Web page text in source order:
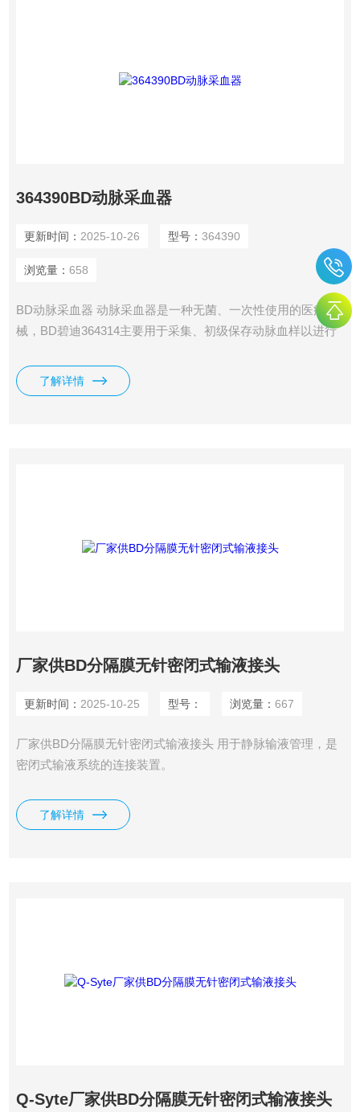
364390BD动脉采血器
更新时间： 2025-10-26 型号： 364390
浏览量： 658
BD动脉采血器 动脉采血器是一种无菌、一次性使用的医疗器
械，BD碧迪364314主要用于采集、初级保存动脉血样以进行
有按压可使Eclipse针头的针管被固定在凹槽内，防止针尖意外
刺伤的特性。
了解详情
厂家供BD分隔膜无针密闭式输液接头
更新时间： 2025-10-25 型号： 浏览量： 667
厂家供BD分隔膜无针密闭式输液接头 用于静脉输液管理，是
密闭式输液系统的连接装置。
了解详情
Q-Syte厂家供BD分隔膜无针密闭式输液接头